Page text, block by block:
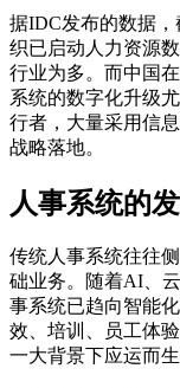
据IDC发布的数据，
织已启动人力资源
行业为多。而中国
系统的数字化升级
行者，大量采用信
战略落地。
人事系统的
传统人事系统往往
础业务。随着AI、
事系统已趋向智能
效、培训、员工体
一大背景下应运而生